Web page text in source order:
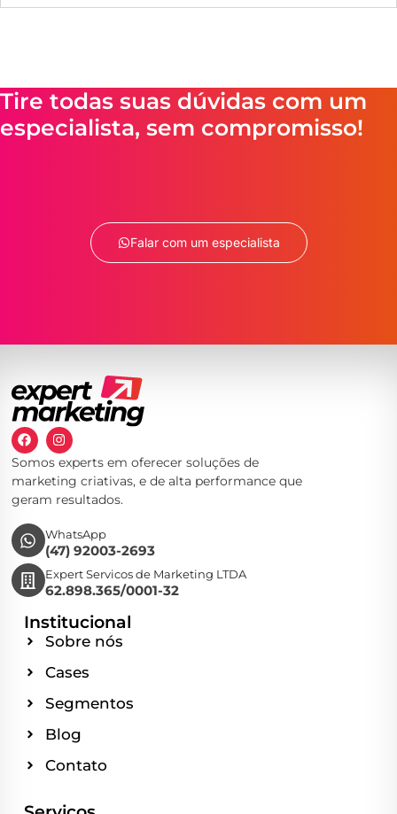
Tire todas suas dúvidas com um
especialista, sem compromisso!
Falar com um especialista
Somos experts em oferecer soluções de
marketing criativas, e de alta performance que
geram resultados.
WhatsApp
(47) 92003-2693
Expert Servicos de Marketing LTDA
62.898.365/0001-32
Institucional
Sobre nós
Cases
Segmentos
Blog
Contato